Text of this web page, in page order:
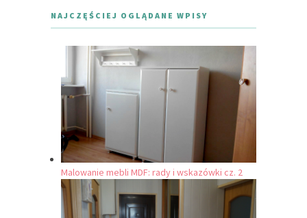
NAJCZĘŚCIEJ OGLĄDANE WPISY
Malowanie mebli MDF: rady i wskazówki cz. 2